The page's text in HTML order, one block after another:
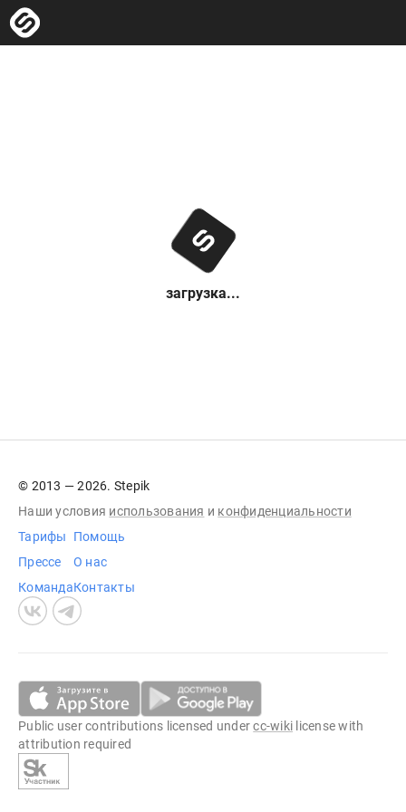
загрузка...
© 2013 — 2026. Stepik
Наши условия использования и конфиденциальности
Тарифы
Прессе
Команда
Помощь
О нас
Контакты
Public user contributions licensed undercc-wiki license with
attribution required